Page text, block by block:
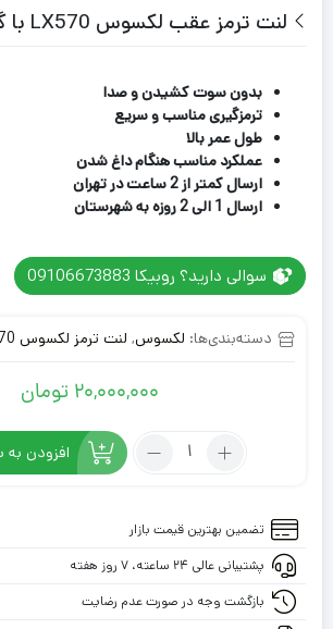
لنت ترمز عقب لکسوس LX570 با گارانتی
بدون سوت کشیدن و صدا
ترمزگیری مناسب و سریع
طول عمر بالا
عملکرد مناسب هنگام داغ شدن
ارسال کمتر از 2 ساعت در تهران
ارسال 1 الی 2 روزه به شهرستان
سوالی دارید؟ روبیکا 09106673883
دسته‌بندی‌ها: لکسوس, لنت ترمز لکسوس LX570
20,000,000 تومان
تعداد:
عقب
LX570
با
افزودن به
تضمین بهترین قیمت بازار
پشتیبانی عالی ۲۴ ساعته، ۷ روز هفته
بازگشت وجه در صورت عدم رضایت